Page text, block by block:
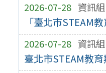
2026-07-28 資訊組
「臺北市STEAM教
2026-07-28 資訊組
臺北市STEAM教